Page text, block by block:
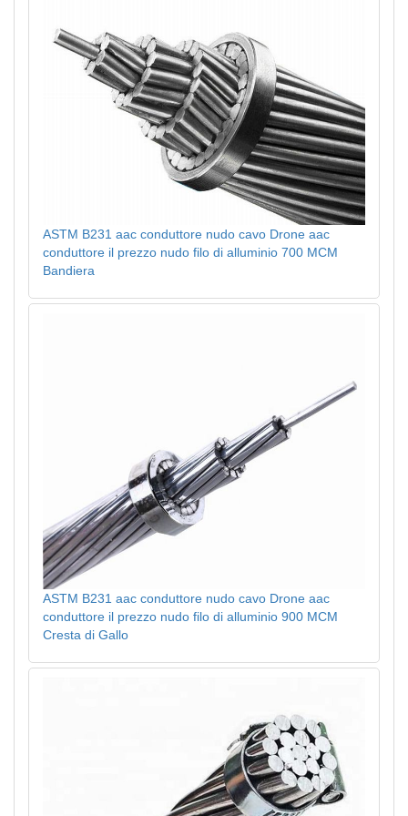
ASTM B231 aac conduttore nudo cavo Drone aac
conduttore il prezzo nudo filo di alluminio 700 MCM
Bandiera
ASTM B231 aac conduttore nudo cavo Drone aac
conduttore il prezzo nudo filo di alluminio 900 MCM
Cresta di Gallo